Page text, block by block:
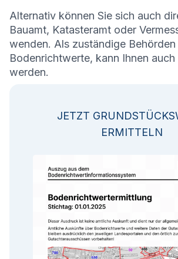
Alternativ können Sie sich auch
Bauamt, Katasteramt oder
wenden. Als zuständige
Bodenrichtwerte, kann Ihnen
werden.
JETZT
ERMITTELN